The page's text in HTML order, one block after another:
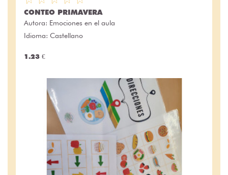
CONTEO PRIMAVERA
Autora: Emociones en el aula
Idioma: Castellano
1.23 €